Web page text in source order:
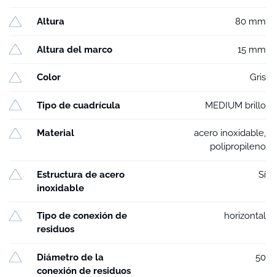
Altura 80 mm
Altura del marco 15 mm
Color Gris
Tipo de cuadrícula MEDIUM brillo
Material
acero inoxidable,
polipropileno
Estructura de acero
inoxidable
Sí
Tipo de conexión de
residuos
horizontal
Diámetro de la
conexión de residuos
50